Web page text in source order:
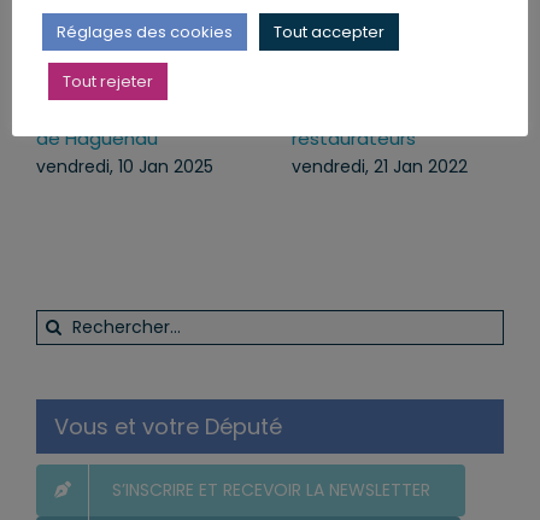
Cérémonie des vœux
de Haguenau
vendredi, 10 Jan 2025
restaurateurs
vendredi, 21 Jan 2022
Rechercher:
Vous et votre Député
S’INSCRIRE ET RECEVOIR LA NEWSLETTER
Réglages des cookies Tout accepter
Tout rejeter